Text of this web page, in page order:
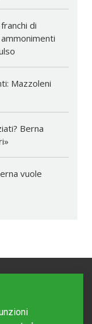
di
Mazzoleni
Berna
vuole